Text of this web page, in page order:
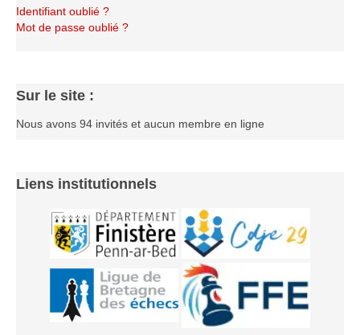
Les annonces de tournois
Identifiant oublié ?
Mot de passe oublié ?
Sur le site :
Nous avons 94 invités et aucun membre en ligne
Liens institutionnels